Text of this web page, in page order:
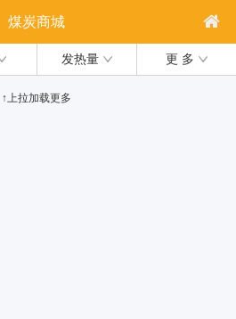
煤炭商城
发热量 更 多
↑上拉加载更多